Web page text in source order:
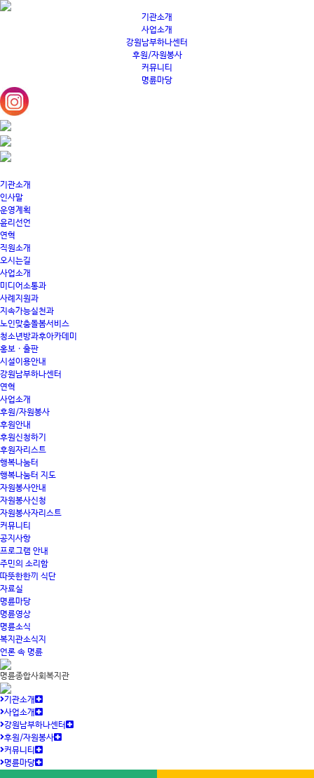
기관소개
사업소개
강원남부하나센터
후원/자원봉사
커뮤니티
명륜마당
기관소개
인사말
운영계획
윤리선언
연혁
직원소개
오시는길
사업소개
미디어소통과
사례지원과
지속가능실천과
노인맞춤돌봄서비스
청소년방과후아카데미
홍보 · 출판
시설이용안내
강원남부하나센터
연혁
사업소개
후원/자원봉사
후원안내
후원신청하기
후원자리스트
행복나눔터
행복나눔터 지도
자원봉사안내
자원봉사신청
자원봉사자리스트
커뮤니티
공지사항
프로그램 안내
주민의 소리함
따뜻한한끼 식단
자료실
명륜마당
명륜영상
명륜소식
복지관소식지
언론 속 명륜
명륜종합사회복지관
기관소개
사업소개
강원남부하나센터
후원/자원봉사
커뮤니티
명륜마당